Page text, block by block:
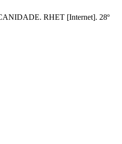
RHET [Internet]. 28º